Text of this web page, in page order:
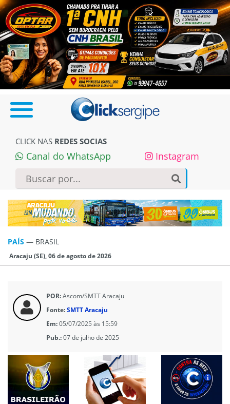
CLICK NAS REDES SOCIAS
Canal do WhatsApp Instagram
PAÍS — BRASIL
Aracaju (SE), 06 de agosto de 2026
POR:Ascom/SMTT Aracaju
Fonte:SMTT Aracaju
Em:05/07/2025 às 15:59
Pub.:07 de julho de 2025